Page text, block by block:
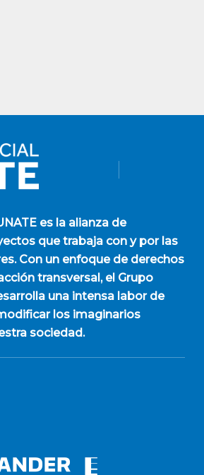
es la alianza de
que trabaja con y por las
Con un enfoque de derechos
transversal, el Grupo
una intensa labor de
los imaginarios
sociedad.